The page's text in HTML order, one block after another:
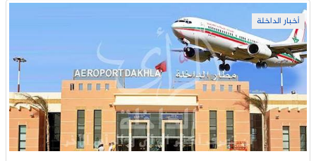
أخبار الداخلة